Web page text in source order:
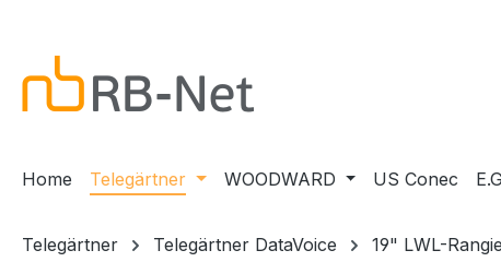
Home Telegärtner WOODWARD US Conec
Telegärtner Telegärtner DataVoice 19" LWL-